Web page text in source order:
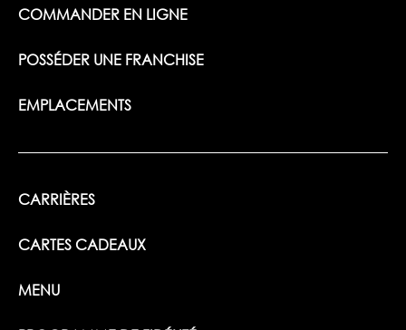
COMMANDER EN LIGNE
POSSÉDER UNE FRANCHISE
EMPLACEMENTS
CARRIÈRES
CARTES CADEAUX
MENU